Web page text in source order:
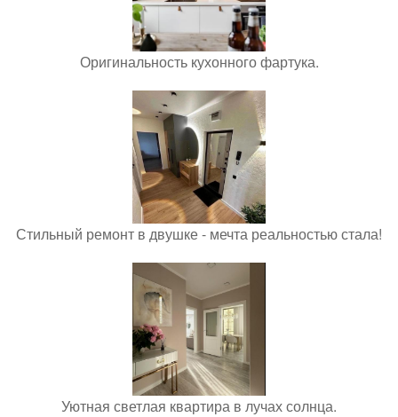
Оригинальность кухонного фартука.
Стильный ремонт в двушке - мечта реальностью стала!
Уютная светлая квартира в лучах солнца.